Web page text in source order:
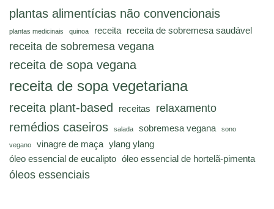
plantas alimentícias não convencionais
plantas medicinais quinoa receita receita de sobremesa saudável
receita de sobremesa vegana
receita de sopa vegana
receita de sopa vegetariana
receita plant-based receitas relaxamento
remédios caseiros salada sobremesa vegana sono
vegano vinagre de maça ylang ylang
óleo essencial de eucalipto óleo essencial de hortelã-pimenta
óleos essenciais